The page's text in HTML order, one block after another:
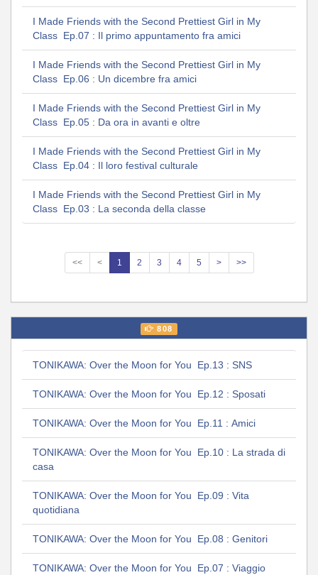
I Made Friends with the Second Prettiest Girl in My
Class Ep.07 : Il primo appuntamento fra amici
I Made Friends with the Second Prettiest Girl in My
Class Ep.06 : Un dicembre fra amici
I Made Friends with the Second Prettiest Girl in My
Class Ep.05 : Da ora in avanti e oltre
I Made Friends with the Second Prettiest Girl in My
Class Ep.04 : Il loro festival culturale
I Made Friends with the Second Prettiest Girl in My
Class Ep.03 : La seconda della classe
<< < 1 2 3 4 5 > >>
808
TONIKAWA: Over the Moon for You Ep.13 : SNS
TONIKAWA: Over the Moon for You Ep.12 : Sposati
TONIKAWA: Over the Moon for You Ep.11 : Amici
TONIKAWA: Over the Moon for You Ep.10 : La strada di
casa
TONIKAWA: Over the Moon for You Ep.09 : Vita
quotidiana
TONIKAWA: Over the Moon for You Ep.08 : Genitori
TONIKAWA: Over the Moon for You Ep.07 : Viaggio